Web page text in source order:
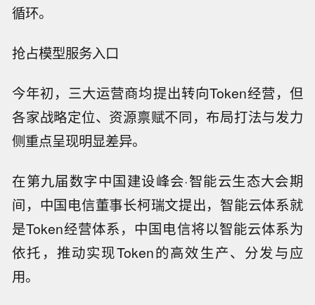
循环。
抢占模型服务入口
今年初，三大运营商均提出转向Token经营，但
各家战略定位、资源禀赋不同，布局打法与发力
侧重点呈现明显差异。
在第九届数字中国建设峰会·智能云生态大会期
间，中国电信董事长柯瑞文提出，智能云体系就
是Token经营体系，中国电信将以智能云体系为
依托，推动实现Token的高效生产、分发与应
用。